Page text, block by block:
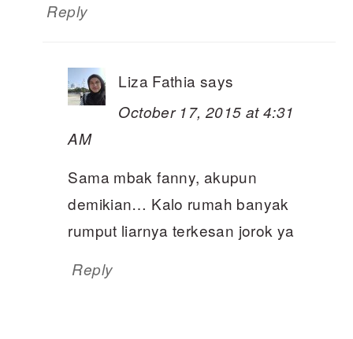
Reply
Liza Fathia says
October 17, 2015 at 4:31
AM
Sama mbak fanny, akupun
demikian… Kalo rumah banyak
rumput liarnya terkesan jorok ya
Reply